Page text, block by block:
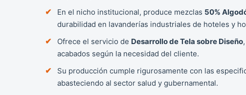
En el nicho institucional, produce mezclas 50%
durabilidad en lavanderías industriales de hoteles y
Ofrece el servicio de Desarrollo de Tela sobre Diseño
acabados según la necesidad del cliente.
Su producción cumple rigurosamente con las
abasteciendo al sector salud y gubernamental.